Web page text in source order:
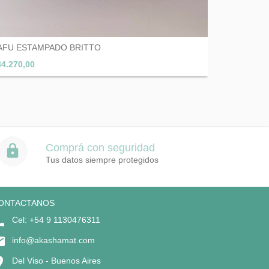
ESTAMPADO BRITTO
Comprá con seguridad
Tus datos siempre protegidos
Cel: +54 9 1130476311
info@akashamat.com
Del Viso - Buenos Aires